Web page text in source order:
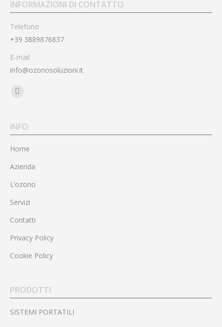
INFORMAZIONI DI CONTATTO
Telefono
+39 3889876837
E-mail
info@ozonosoluzioni.it
Find us on:
opens
in
new
window
INFO
Home
Azienda
L’ozono
Servizi
Contatti
Privacy Policy
Cookie Policy
PRODOTTI
SISTEMI PORTATILI